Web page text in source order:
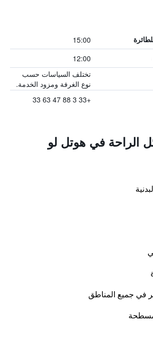
15:00
12:00
تختلف السياسات حسب
نوع الغرفة ومزود الخدمة.
+33 3 88 47 63 33
الراحة في هوتل لو
في جميع المناطق
مسطحة